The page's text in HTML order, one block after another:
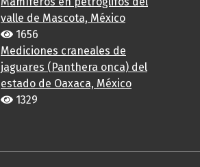
valle de Mascota, México
1656
Mediciones craneales de
jaguares (Panthera onca) del
estado de Oaxaca, México
1329